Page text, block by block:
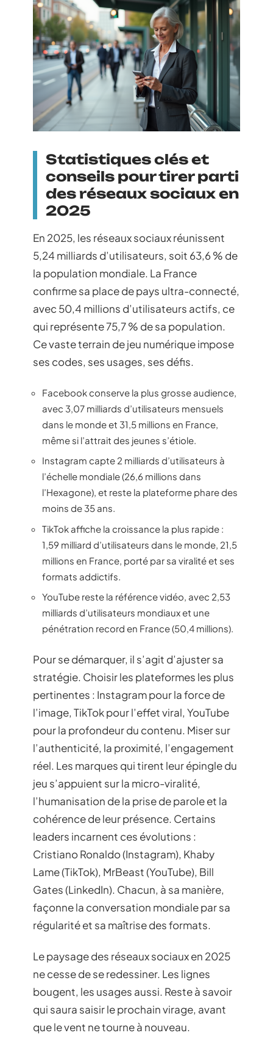
Statistiques clés et
conseils pour tirer parti
des réseaux sociaux en
2025
En 2025, les réseaux sociaux réunissent
5,24 milliards d’utilisateurs, soit 63,6 % de
la population mondiale. La France
confirme sa place de pays ultra-connecté,
avec 50,4 millions d’utilisateurs actifs, ce
qui représente 75,7 % de sa population.
Ce vaste terrain de jeu numérique impose
ses codes, ses usages, ses défis.
Facebook conserve la plus grosse audience,
avec 3,07 milliards d’utilisateurs mensuels
dans le monde et 31,5 millions en France,
même si l’attrait des jeunes s’étiole.
Instagram capte 2 milliards d’utilisateurs à
l’échelle mondiale (26,6 millions dans
l’Hexagone), et reste la plateforme phare des
moins de 35 ans.
TikTok affiche la croissance la plus rapide :
1,59 milliard d’utilisateurs dans le monde, 21,5
millions en France, porté par sa viralité et ses
formats addictifs.
YouTube reste la référence vidéo, avec 2,53
milliards d’utilisateurs mondiaux et une
pénétration record en France (50,4 millions).
Pour se démarquer, il s’agit d’ajuster sa
stratégie. Choisir les plateformes les plus
pertinentes : Instagram pour la force de
l’image, TikTok pour l’effet viral, YouTube
pour la profondeur du contenu. Miser sur
l’authenticité, la proximité, l’engagement
réel. Les marques qui tirent leur épingle du
jeu s’appuient sur la micro-viralité,
l’humanisation de la prise de parole et la
cohérence de leur présence. Certains
leaders incarnent ces évolutions :
Cristiano Ronaldo (Instagram), Khaby
Lame (TikTok), MrBeast (YouTube), Bill
Gates (LinkedIn). Chacun, à sa manière,
façonne la conversation mondiale par sa
régularité et sa maîtrise des formats.
Le paysage des réseaux sociaux en 2025
ne cesse de se redessiner. Les lignes
bougent, les usages aussi. Reste à savoir
qui saura saisir le prochain virage, avant
que le vent ne tourne à nouveau.